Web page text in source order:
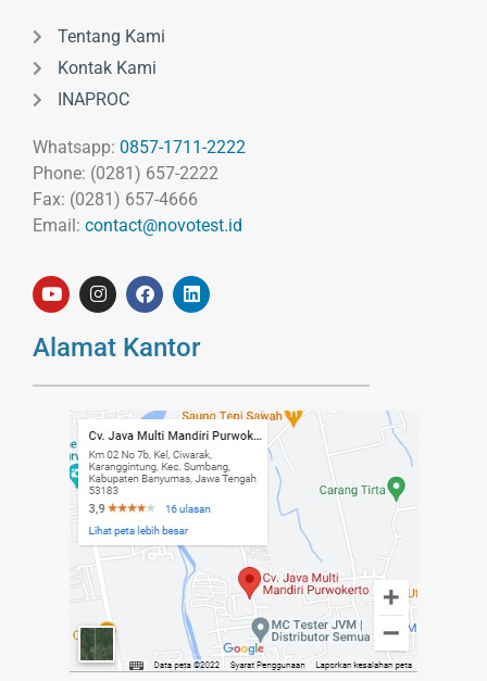
Tentang Kami
Kontak Kami
INAPROC
Whatsapp: 0857-1711-2222
Phone: (0281) 657-2222
Fax: (0281) 657-4666
Email: contact@novotest.id
Alamat Kantor